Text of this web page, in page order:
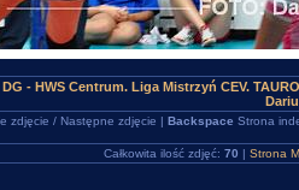
DG - HWS Centrum. Liga Mistrzyń CEV.
zdjęcie / Następne zdjęcie | Backspace Strona
Całkowita ilość zdjęć: 70 | Strona